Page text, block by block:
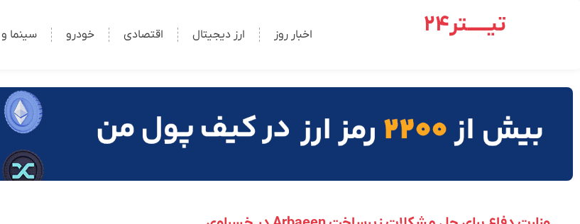
تیـــــتر24 اخبار روز ارز دیجیتال اقتصادی خودرو سینما